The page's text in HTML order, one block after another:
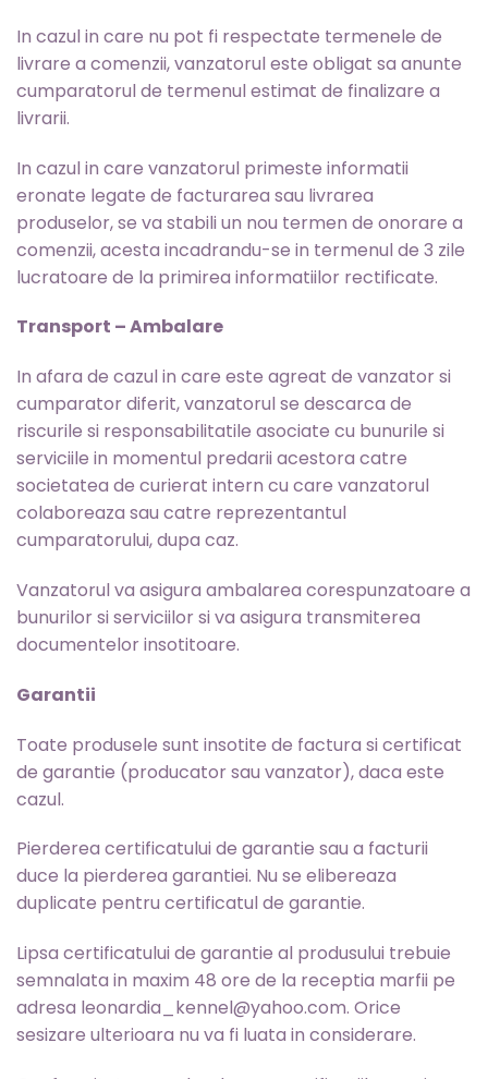
In cazul in care nu pot fi respectate termenele de
livrare a comenzii, vanzatorul este obligat sa anunte
cumparatorul de termenul estimat de finalizare a
livrarii.
In cazul in care vanzatorul primeste informatii
eronate legate de facturarea sau livrarea
produselor, se va stabili un nou termen de onorare a
comenzii, acesta incadrandu-se in termenul de 3 zile
lucratoare de la primirea informatiilor rectificate.
Transport – Ambalare
In afara de cazul in care este agreat de vanzator si
cumparator diferit, vanzatorul se descarca de
riscurile si responsabilitatile asociate cu bunurile si
serviciile in momentul predarii acestora catre
societatea de curierat intern cu care vanzatorul
colaboreaza sau catre reprezentantul
cumparatorului, dupa caz.
Vanzatorul va asigura ambalarea corespunzatoare a
bunurilor si serviciilor si va asigura transmiterea
documentelor insotitoare.
Garantii
Toate produsele sunt insotite de factura si certificat
de garantie (producator sau vanzator), daca este
cazul.
Pierderea certificatului de garantie sau a facturii
duce la pierderea garantiei. Nu se elibereaza
duplicate pentru certificatul de garantie.
Lipsa certificatului de garantie al produsului trebuie
semnalata in maxim 48 ore de la receptia marfii pe
adresa leonardia_kennel@yahoo.com. Orice
sesizare ulterioara nu va fi luata in considerare.